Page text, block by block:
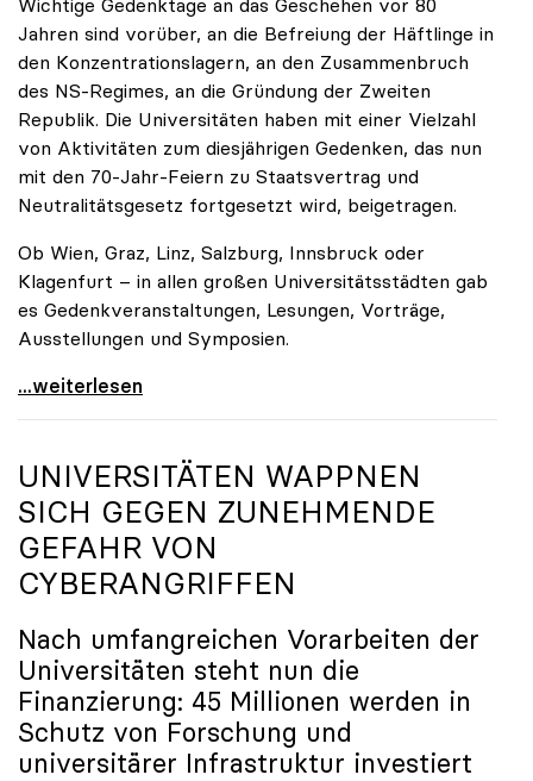
Jahren sind vorüber, an die Befreiung der Häftlinge in
den Konzentrationslagern, an den Zusammenbruch
des NS-Regimes, an die Gründung der Zweiten
Republik. Die Universitäten haben mit einer Vielzahl
von Aktivitäten zum diesjährigen Gedenken, das nun
mit den 70-Jahr-Feiern zu Staatsvertrag und
Neutralitätsgesetz fortgesetzt wird, beigetragen.
Ob Wien, Graz, Linz, Salzburg, Innsbruck oder
Klagenfurt – in allen großen Universitätsstädten gab
es Gedenkveranstaltungen, Lesungen, Vorträge,
Ausstellungen und Symposien.
uniko-Präsidentin Brigitte Hütter zu Gedenkjahr:
...weiterlesen
UNIVERSITÄTEN WAPPNEN
SICH GEGEN ZUNEHMENDE
GEFAHR VON
CYBERANGRIFFEN
Nach umfangreichen Vorarbeiten der
Universitäten steht nun die
Finanzierung: 45 Millionen werden in
Schutz von Forschung und
universitärer Infrastruktur investiert